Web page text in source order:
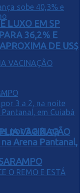
LUXO EM SP
VACINAÇÃO
36,2% E
DE US$
por 3 a 2, na
Arena Pantanal,